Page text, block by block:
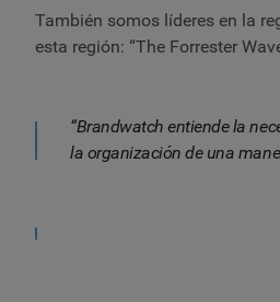
También somos líderes en la
esta región: “The Forrester
“Brandwatch entiende la
la organización de una